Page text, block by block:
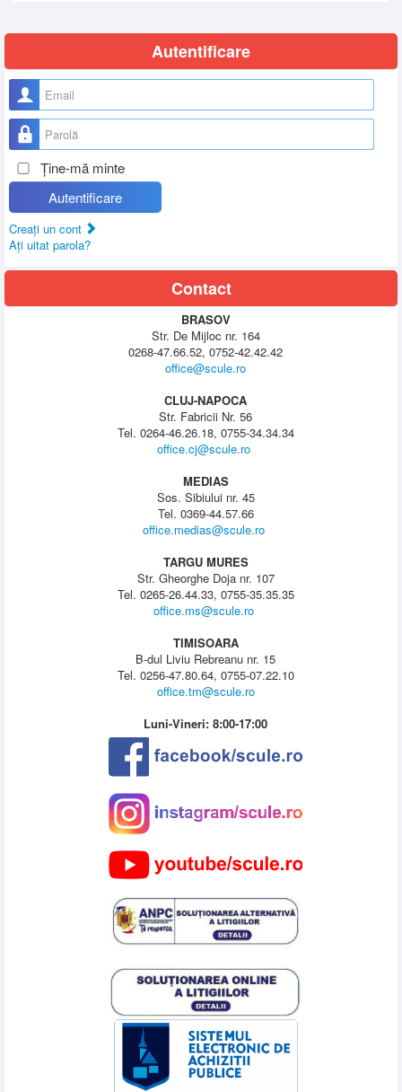
Autentificare
Nume utilizator
Parolă
Ţine-mă minte
Autentificare
Creaţi un cont
Aţi uitat parola?
Contact
BRASOV
Str. De Mijloc nr. 164
0268-47.66.52, 0752-42.42.42
office@scule.ro
CLUJ-NAPOCA
Str. Fabricii Nr. 56
Tel. 0264-46.26.18, 0755-34.34.34
office.cj@scule.ro
MEDIAS
Sos. Sibiului nr. 45
Tel. 0369-44.57.66
office.medias@scule.ro
TARGU MURES
Str. Gheorghe Doja nr. 107
Tel. 0265-26.44.33, 0755-35.35.35
office.ms@scule.ro
TIMISOARA
B-dul Liviu Rebreanu nr. 15
Tel. 0256-47.80.64, 0755-07.22.10
office.tm@scule.ro
Luni-Vineri: 8:00-17:00